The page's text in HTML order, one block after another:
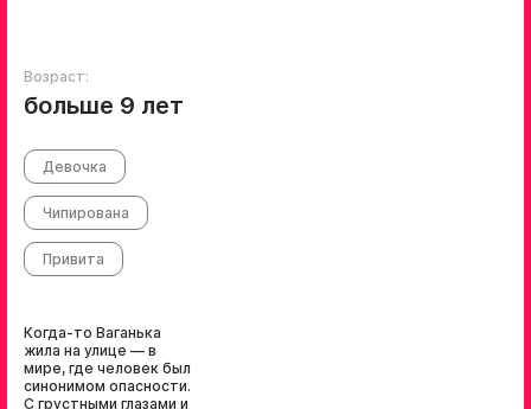
Возраст:
больше 9 лет
Девочка
Чипирована
Привита
Когда-то Ваганька
жила на улице — в
мире, где человек был
синонимом опасности.
С грустными глазами и